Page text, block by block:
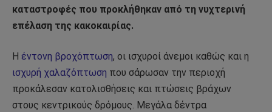
καταστροφές που προκλήθηκαν από τη νυχτερινή
επέλαση της κακοκαιρίας.
Η έντονη βροχόπτωση, οι ισχυροί άνεμοι καθώς και η
ισχυρή χαλαζόπτωση που σάρωσαν την περιοχή
προκάλεσαν κατολισθήσεις και πτώσεις βράχων
στους κεντρικούς δρόμους. Μεγάλα δέντρα